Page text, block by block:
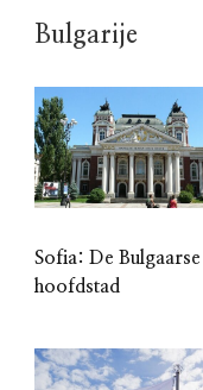
Bulgarije
Sofia: De Bulgaarse
hoofdstad